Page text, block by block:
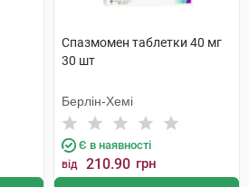
Спазмомен таблетки 40 мг
30 шт
Берлін-Хемі
Є в наявності
від 210.90 грн